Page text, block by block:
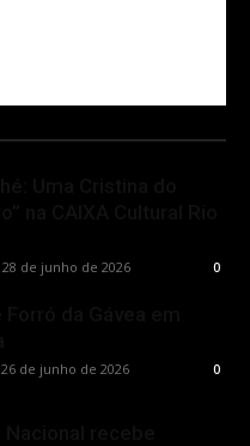
28 de junho de 2026 0
26 de junho de 2026 0